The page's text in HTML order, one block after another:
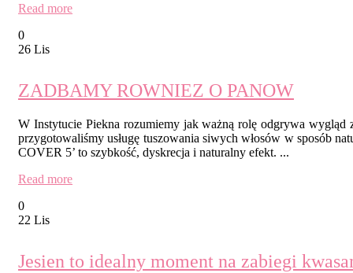
Read more
0
26 Lis
ZADBAMY ROWNIEZ O PANOW
W Instytucie Piekna rozumiemy jak ważną rolę odgrywa wygląd
przygotowaliśmy usługę tuszowania siwych włosów w sposób
COVER 5’ to szybkość, dyskrecja i naturalny efekt. ...
Read more
0
22 Lis
Jesien to idealny moment na zabiegi